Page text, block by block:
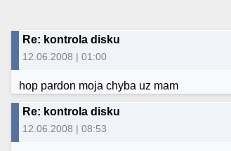
Re: kontrola disku
12.06.2008 | 01:00
hop pardon moja chyba uz mam
Re: kontrola disku
12.06.2008 | 08:53